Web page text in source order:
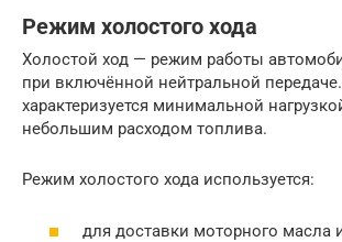
Режим холостого хода
Холостой ход — режим работы
при включённой нейтральной
характеризуется минимальной
небольшим расходом топлива.
Режим холостого хода используется:
для доставки моторного масла